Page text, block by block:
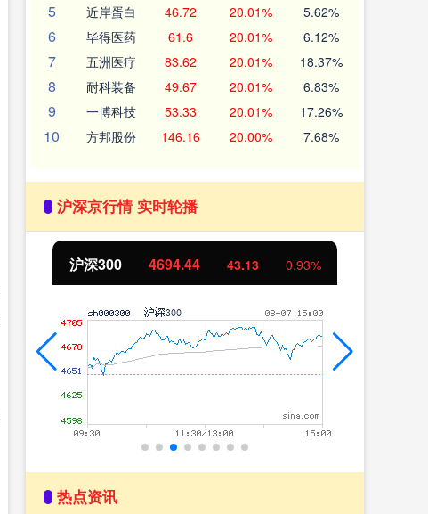
5 近岸蛋白 46.72 20.01% 5.62%
6 毕得医药 61.6 20.01% 6.12%
7 五洲医疗 83.62 20.01% 18.37%
8 耐科装备 49.67 20.01% 6.83%
9 一博科技 53.33 20.01% 17.26%
10 方邦股份 146.16 20.00% 7.68%
沪深京行情 实时轮播
北证50 1134.24 11.37 1.01%
热点资讯